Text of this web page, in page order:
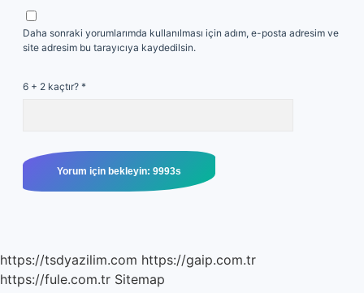
Daha sonraki yorumlarımda kullanılması için adım, e-posta adresim ve
site adresim bu tarayıcıya kaydedilsin.
6 + 2 kaçtır? *
https://tsdyazilim.com https://gaip.com.tr
https://fule.com.tr Sitemap